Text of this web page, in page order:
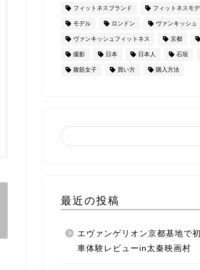
フィットネスブランド フィットネスモ
モデル ロンドン ヴァンキッシュ
ヴァンキッシュフィットネス 京都
撮影 日本 日本人 石垣
腹筋女子 買い方 購入方法
最近の投稿
エヴァンゲリオン京都基地で
車体験レビューin太秦映画村